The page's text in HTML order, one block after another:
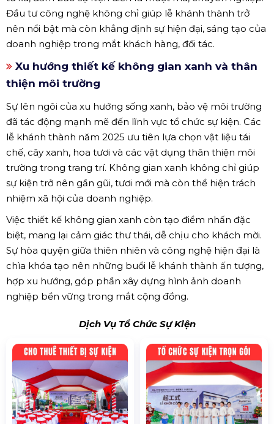
Đầu tư công nghệ không chỉ giúp lễ khánh thành trở
nên nổi bật mà còn khẳng định sự hiện đại, sáng tạo của
doanh nghiệp trong mắt khách hàng, đối tác.
Xu hướng thiết kế không gian xanh và thân
thiện môi trường
Sự lên ngôi của xu hướng sống xanh, bảo vệ môi trường
đã tác động mạnh mẽ đến lĩnh vực tổ chức sự kiện. Các
lễ khánh thành năm 2025 ưu tiên lựa chọn vật liệu tái
chế, cây xanh, hoa tươi và các vật dụng thân thiện môi
trường trong trang trí. Không gian xanh không chỉ giúp
sự kiện trở nên gần gũi, tươi mới mà còn thể hiện trách
nhiệm xã hội của doanh nghiệp.
Việc thiết kế không gian xanh còn tạo điểm nhấn đặc
biệt, mang lại cảm giác thư thái, dễ chịu cho khách mời.
Sự hòa quyện giữa thiên nhiên và công nghệ hiện đại là
chìa khóa tạo nên những buổi lễ khánh thành ấn tượng,
hợp xu hướng, góp phần xây dựng hình ảnh doanh
nghiệp bền vững trong mắt cộng đồng.
Dịch Vụ Tổ Chức Sự Kiện